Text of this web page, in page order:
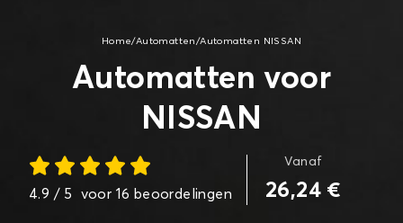
Home/Automatten /Automatten NISSAN
Automatten voor
NISSAN
4.9 / 5 voor 16 beoordelingen
Vanaf
26,24 €